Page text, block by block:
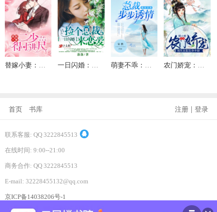
替嫁小妻：二少，得寸进尺 一日闪婚：捡个总裁来恋爱 萌妻不乖：总裁步步诱情 农门娇宠：炮灰女配生存手册
首页 书库 注册 | 登录
联系客服: QQ 3222845513
在线时间: 9:00--21:00
商务合作: QQ 3222845513
E-mail: 32228455132@qq.com
京ICP备14038206号-1